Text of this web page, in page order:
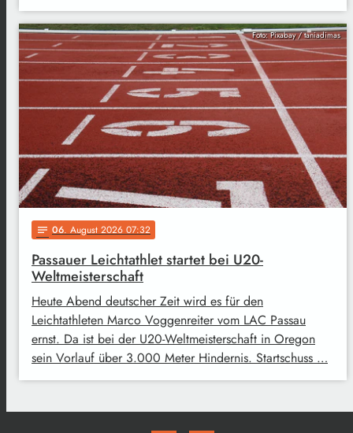
Foto: Pixabay / taniadimas
notes 06. August 2026 07:32
Passauer Leichtathlet startet bei U20-
Weltmeisterschaft
Heute Abend deutscher Zeit wird es für den
Leichtathleten Marco Voggenreiter vom LAC Passau
ernst. Da ist bei der U20-Weltmeisterschaft in Oregon
sein Vorlauf über 3.000 Meter Hindernis. Startschuss …